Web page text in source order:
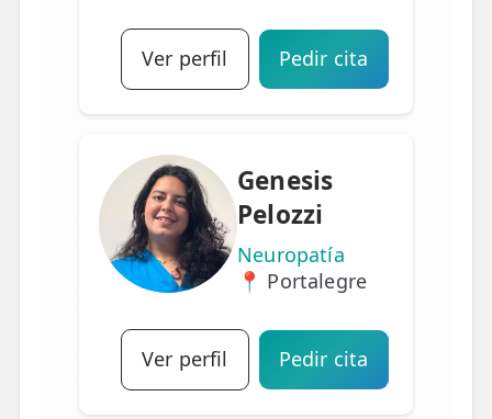
Ver perfil Pedir cita
Genesis
Pelozzi
Neuropatía
📍 Portalegre
Ver perfil Pedir cita